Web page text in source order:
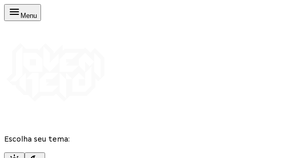
Menu
Escolha seu tema: